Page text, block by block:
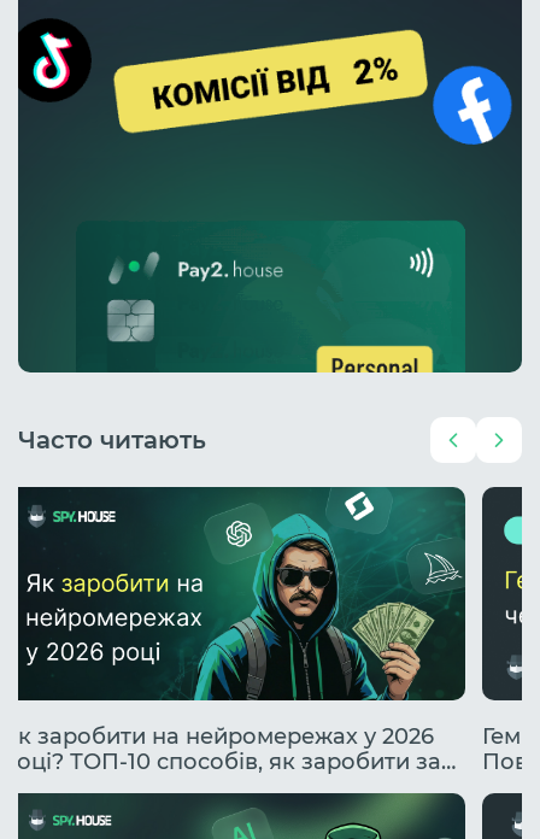
Часто читають
Як заробити на нейромережах у 2026
році? ТОП-10 способів, як заробити за
допомогою ІІ.